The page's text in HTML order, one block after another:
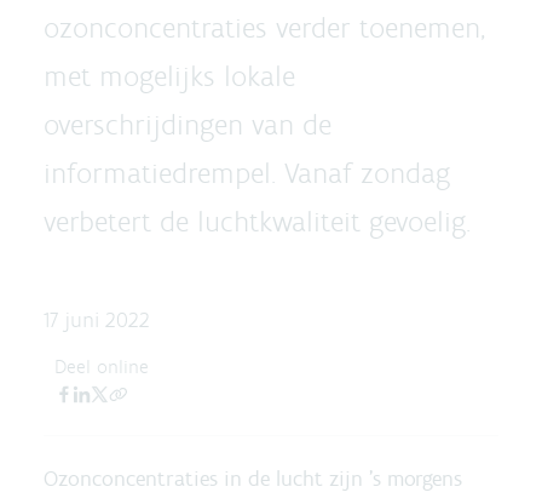
ozonconcentraties verder toenemen,
met mogelijks lokale
overschrijdingen van de
informatiedrempel. Vanaf zondag
verbetert de luchtkwaliteit gevoelig.
17 juni 2022
Deel online
Ozonconcentraties in de lucht zijn 's morgens